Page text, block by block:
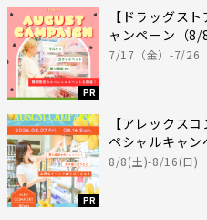
PR
【ドラッグス
ャンペーン（8/
7/17（金）-7/26（
PR
【アレックス
ペシャルキャン
8/8(土)-8/16(日)